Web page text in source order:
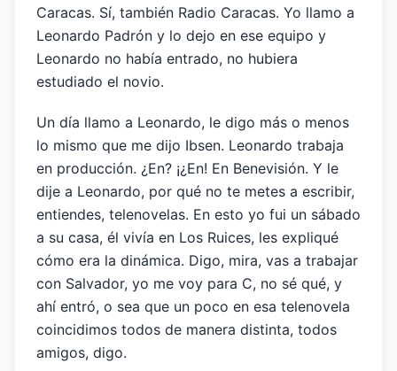
Caracas. Sí, también Radio Caracas. Yo llamo a
Leonardo Padrón y lo dejo en ese equipo y
Leonardo no había entrado, no hubiera
estudiado el novio.
Un día llamo a Leonardo, le digo más o menos
lo mismo que me dijo Ibsen. Leonardo trabaja
en producción. ¿En? ¡¿En! En Benevisión. Y le
dije a Leonardo, por qué no te metes a escribir,
entiendes, telenovelas. En esto yo fui un sábado
a su casa, él vivía en Los Ruices, les expliqué
cómo era la dinámica. Digo, mira, vas a trabajar
con Salvador, yo me voy para C, no sé qué, y
ahí entró, o sea que un poco en esa telenovela
coincidimos todos de manera distinta, todos
amigos, digo.